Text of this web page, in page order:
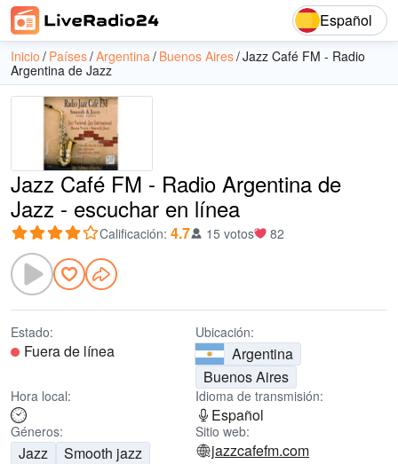
Español
Inicio Países Argentina Buenos Aires Jazz Café FM - Radio
Argentina de Jazz
Jazz Café FM - Radio Argentina de
Jazz - escuchar en línea
Calificación: 4.7 15 votos 82
Estado:
Fuera de línea
Ubicación:
Argentina
Buenos Aires
Hora local: Idioma de transmisión:
Español
Géneros:
Jazz
Smooth jazz
Sitio web:
jazzcafefm.com